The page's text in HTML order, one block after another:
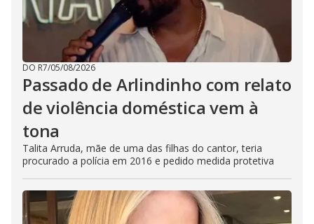
DO R7/05/08/2026
Passado de Arlindinho com relato
de violência doméstica vem à
tona
Talita Arruda, mãe de uma das filhas do cantor, teria
procurado a polícia em 2016 e pedido medida protetiva